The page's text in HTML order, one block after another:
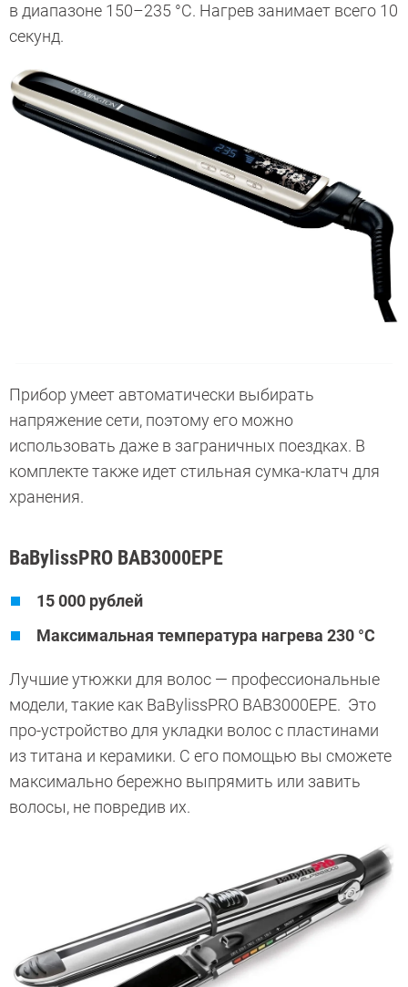
в диапазоне 150–235 °C. Нагрев занимает всего 10
секунд.
Прибор умеет автоматически выбирать
напряжение сети, поэтому его можно
использовать даже в заграничных поездках. В
комплекте также идет стильная сумка-клатч для
хранения.
BaBylissPRO BAB3000EPE
15 000 рублей
Максимальная температура нагрева 230 °C
Лучшие утюжки для волос — профессиональные
модели, такие как BaBylissPRO BAB3000EPE. Это
про-устройство для укладки волос с пластинами
из титана и керамики. С его помощью вы сможете
максимально бережно выпрямить или завить
волосы, не повредив их.